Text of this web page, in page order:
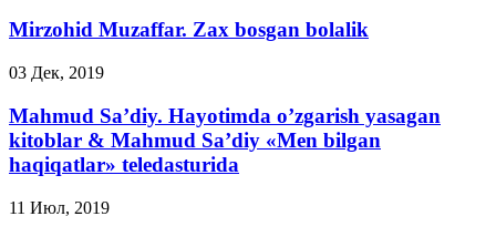
Mirzohid Muzaffar. Zax bosgan bolalik
03 Дек, 2019
Mahmud Sa’diy. Hayotimda o’zgarish yasagan
kitoblar & Mahmud Sa’diy «Men bilgan
haqiqatlar» teledasturida
11 Июл, 2019